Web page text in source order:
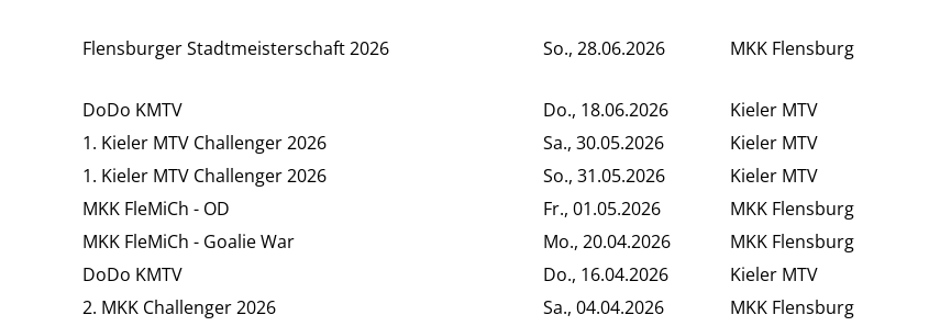
Flensburger Stadtmeisterschaft 2026 So., 28.06.2026 MKK Flensburg
DoDo KMTV Do., 18.06.2026 Kieler MTV
1. Kieler MTV Challenger 2026
Sa., 30.05.2026 Kieler MTV
1. Kieler MTV Challenger 2026
So., 31.05.2026 Kieler MTV
MKK FleMiCh - OD
Fr., 01.05.2026 MKK Flensburg
MKK FleMiCh - Goalie War
Mo., 20.04.2026 MKK Flensburg
DoDo KMTV
Do., 16.04.2026 Kieler MTV
2. MKK Challenger 2026
Sa., 04.04.2026 MKK Flensburg